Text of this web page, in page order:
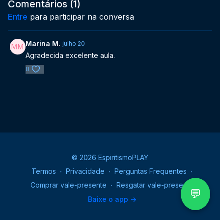
💬
profundidade estes assuntos também no Mundo espiritual.
22/03/2021
Comentários (1)
Entre para participar na conversa
Marina M. julho 20
Agradecida excelente aula.
0
© 2026 EspiritismoPLAY
Termos ∙ Privacidade ∙ Perguntas Frequentes ∙
Comprar vale-presente ∙ Resgatar vale-presente
Baixe o app ->